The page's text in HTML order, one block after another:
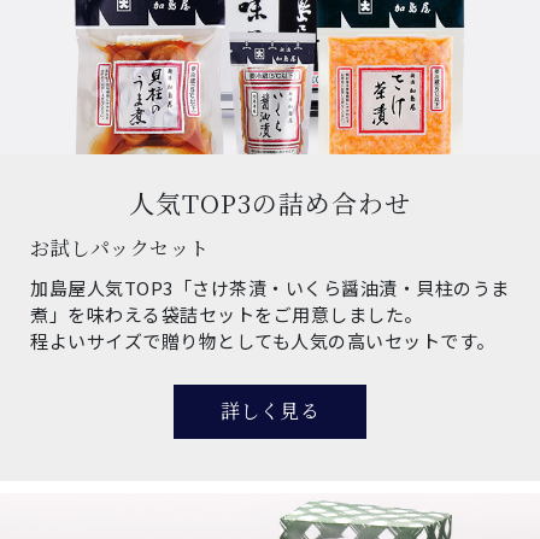
人気TOP3の詰め合わせ
お試しパックセット
加島屋人気TOP3「さけ茶漬・いくら醤油漬・貝柱のうま
煮」を味わえる袋詰セットをご用意しました。
程よいサイズで贈り物としても人気の高いセットです。
詳しく見る